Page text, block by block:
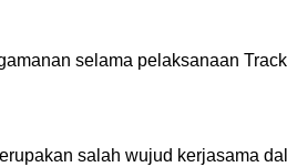
selama pelaksanaan
salah wujud kerjasama